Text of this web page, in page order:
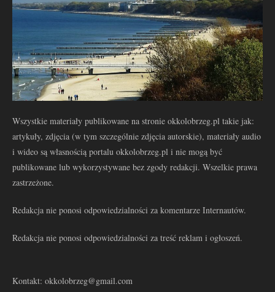
Wszystkie materiały publikowane na stronie okkolobrzeg.pl takie jak:
artykuły, zdjęcia (w tym szczególnie zdjęcia autorskie), materiały audio
i wideo są własnością portalu okkolobrzeg.pl i nie mogą być
publikowane lub wykorzystywane bez zgody redakcji. Wszelkie prawa
zastrzeżone.
Redakcja nie ponosi odpowiedzialności za komentarze Internautów.
Redakcja nie ponosi odpowiedzialności za treść reklam i ogłoszeń.
Kontakt: okkolobrzeg@gmail.com